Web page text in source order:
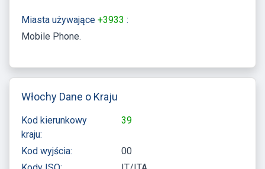
Miasta używające +3933 :
Mobile Phone
Włochy Dane o Kraju
Kod kierunkowy
kraju:
39
Kod wyjścia:
00